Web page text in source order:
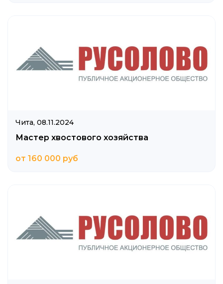
Чита, 08.11.2024
Мастер хвостового хозяйства
от 160 000 руб